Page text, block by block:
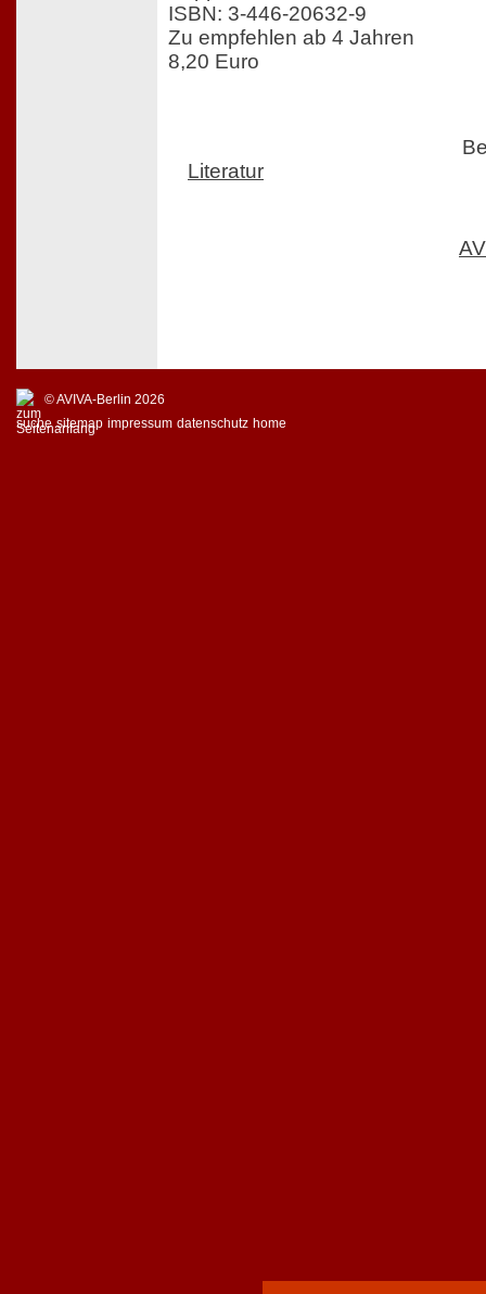
ISBN: 3-446-20632-9
Zu empfehlen ab 4 Jahren
8,20 Euro
Literatur
© AVIVA-Berlin 2026
suche sitemap impressum datenschutz home